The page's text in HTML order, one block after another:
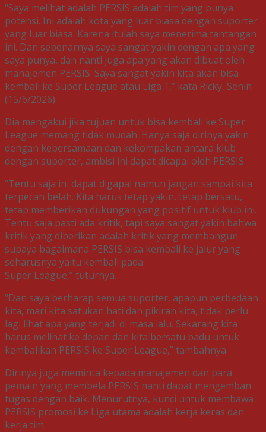
“Saya melihat adalah PERSIS adalah tim yang punya
potensi. Ini adalah kota yang luar biasa dengan suporter
yang luar biasa. Karena itulah saya menerima tantangan
ini. Dan sebenarnya saya sangat yakin dengan apa yang
saya punya, dan nanti juga apa yang akan dibuat oleh
manajemen PERSIS. Saya sangat yakin kita akan bisa
kembali ke Super League atau Liga 1,” kata Ricky, Senin
(15/6/2026).
Dia mengakui jika tujuan untuk bisa kembali ke Super
League memang tidak mudah. Hanya saja dirinya yakin
dengan kebersamaan dan kekompakan antara klub
dengan suporter, ambisi ini dapat dicapai oleh PERSIS.
“Tentu saja ini dapat digapai namun jangan sampai kita
terpecah belah. Kita harus tetap yakin, tetap bersatu,
tetap memberikan dukungan yang positif untuk klub ini.
Tentu saja pasti ada kritik, tapi saya sangat yakin bahwa
kritik yang diberikan adalah kritik yang membangun
supaya bagaimana PERSIS bisa kembali ke jalur yang
seharusnya yaitu kembali pada
Super League,” tuturnya.
“Dan saya berharap semua suporter, apapun perbedaan
kita, mari kita satukan hati dan pikiran kita, tidak perlu
lagi lihat apa yang terjadi di masa lalu. Sekarang kita
harus melihat ke depan dan kita bersatu padu untuk
kembalikan PERSIS ke Super League,” tambahnya.
Dirinya juga meminta kepada manajemen dan para
pemain yang membela PERSIS nanti dapat mengemban
tugas dengan baik. Menurutnya, kunci untuk membawa
PERSIS promosi ke Liga utama adalah kerja keras dan
kerja tim.